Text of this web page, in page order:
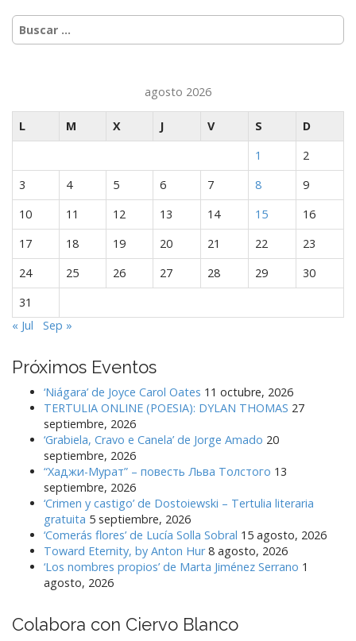
i
ó
e
n
a
d
a
s
Buscar:
agosto 2026
L M X J V S
D
1
2
3
4 5 6 7 8
9
10
11 12 13 14 15
16
17
18 19 20 21 22
23
24
25 26 27 28 29
30
31
« Jul
Sep »
Próximos Eventos
‘Niágara’ de Joyce Carol Oates 11 octubre, 2026
TERTULIA ONLINE (POESIA): DYLAN THOMAS 27
septiembre, 2026
‘Grabiela, Cravo e Canela’ de Jorge Amado 20
septiembre, 2026
“Хаджи-Мурат” – повесть Льва Толстого 13
septiembre, 2026
‘Crimen y castigo’ de Dostoiewski – Tertulia literaria
gratuita 5 septiembre, 2026
‘Comerás flores’ de Lucía Solla Sobral 15 agosto, 2026
Toward Eternity, by Anton Hur 8 agosto, 2026
‘Los nombres propios’ de Marta Jiménez Serrano 1
agosto, 2026
Colabora con Ciervo Blanco